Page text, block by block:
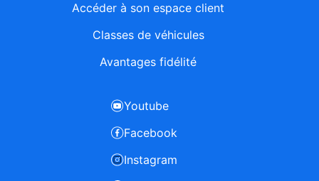
Accéder à son espace client
Classes de véhicules
Avantages fidélité
Youtube
Facebook
Instagram